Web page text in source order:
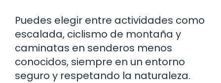
Puedes elegir entre actividades como
escalada, ciclismo de montaña y
caminatas en senderos menos
conocidos, siempre en un entorno
seguro y respetando la naturaleza.